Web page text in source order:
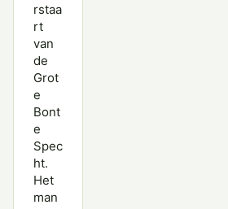
rstaa
rt
van
de
Grot
e
Bont
e
Spec
ht.
Het
man